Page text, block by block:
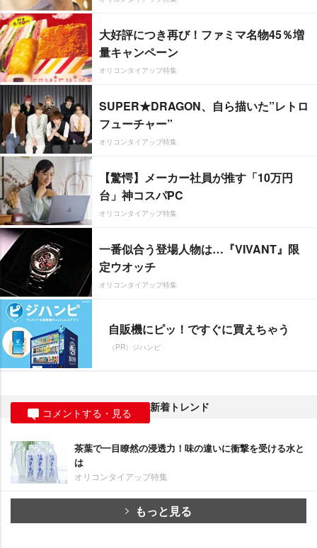
大好評につき再び！ファミマ名物45％増
量キャンペーン
オリコンタイアップ特集
SUPER★DRAGON、自ら描いた”レトロ
フューチャー”
オリコンタイアップ特集
【驚愕】メーカー社員が推す「10万円
台」神コスパPC
オリコンタイアップ特集
一番似合う登場人物は…『VIVANT』限
定ウオッチ
オリコンタイアップ特集
自販機にピッ！ですぐに買えちゃう
（PR）ジハンピ
コメントする・見る 新着トレンド
茶葉で一目瞭然の浸透力！味の違いに衝撃を受ける水と
は
オリコンタイアップ特集
もっと見る